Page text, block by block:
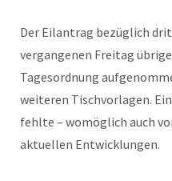
Der Eilantrag bezüglich
vergangenen Freitag
Tagesordnung
weiteren Tischvorlagen.
fehlte – womöglich auch
aktuellen Entwicklungen.